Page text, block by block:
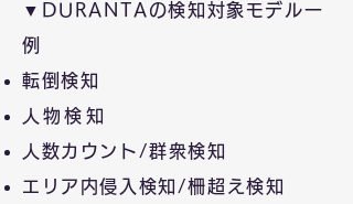
▼DURANTAの検知対象モデル一
例
転倒検知
人物検知
人数カウント/群衆検知​
エリア内侵入検知 ​/柵超え検知